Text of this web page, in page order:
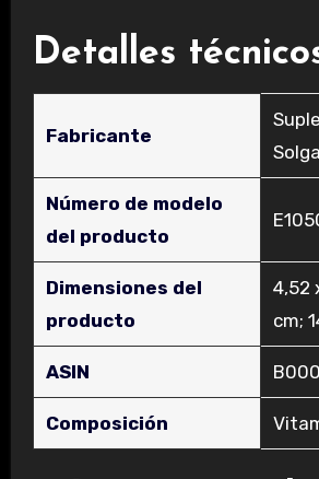
Detalles
Fabricante
Número de modelo
del producto
Dimensiones del
producto
‎4,52
cm;
ASIN
Composición